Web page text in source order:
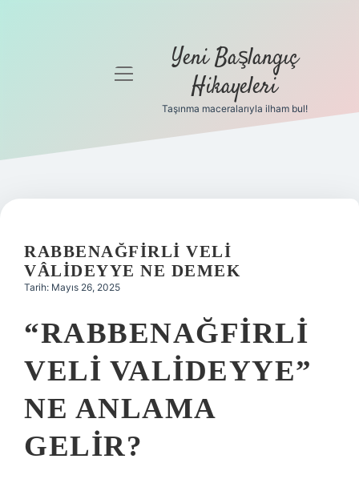
Gizlilik
Hakkımızda
menüyü
Yeni Başlangıç
Hikayeleri
Taşınma maceralarıyla ilham bul!
RABBENAĞFIRLI VELI
VÂLIDEYYE NE DEMEK
Tarih: Mayıs 26, 2025
“RABBENAĞFIRLI
VELI VALIDEYYE”
NE ANLAMA
GELIR?